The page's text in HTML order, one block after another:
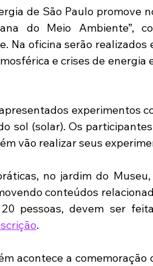
de São Paulo promove
do Meio Ambiente”,
Na oficina serão
e crises de energia
experimentos
sol (solar). Os
vão realizar seus
no jardim do
conteúdos
.
acontece a